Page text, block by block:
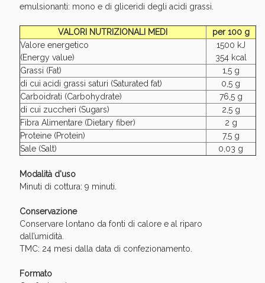
emulsionanti: mono e di gliceridi degli acidi grassi.
VALORI NUTRIZIONALI MEDI
per 100 g
Valore energetico
(Energy value)
1500 kJ
354 kcal
Grassi (Fat)
1,5 g
di cui acidi grassi saturi (Saturated fat)
0,5 g
Carboidrati (Carbohydrate)
76,5 g
di cui zuccheri (Sugars)
2,5 g
Fibra Alimentare (Dietary fiber)
2 g
Proteine (Protein)
7,5 g
Sale (Salt)
0,03 g
Modalità d'uso
Minuti di cottura: 9 minuti.
Conservazione
Conservare lontano da fonti di calore e al riparo
dall’umidità.
TMC: 24 mesi dalla data di confezionamento.
Formato
Vie Urinarie e Prostata: Sconti fino al 45% oggi!